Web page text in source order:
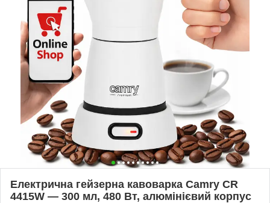
Електрична гейзерна кавоварка Camry CR
4415W — 300 мл, 480 Вт, алюмінієвий корпус